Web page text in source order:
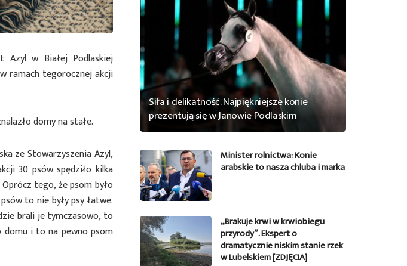
Azyl w Białej Podlaskiej
ramach tegorocznej akcji
domy na stałe.
ze Stowarzyszenia Azyl,
30 psów spędziło kilka
tego, że psom było
to nie były psy łatwe.
brali je tymczasowo, to
i to na pewno psom
Siła i delikatność. Najpiękniejsze konie
prezentują się w Janowie Podlaskim
Minister rolnictwa: Konie
arabskie to nasza chluba i marka
„Brakuje krwi w krwiobiegu
przyrody”. Ekspert o
dramatycznie niskim stanie rzek
w Lubelskiem [ZDJĘCIA]